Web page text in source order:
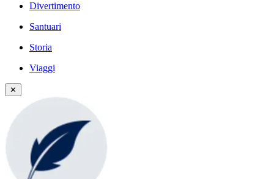
Divertimento
Santuari
Storia
Viaggi
✕